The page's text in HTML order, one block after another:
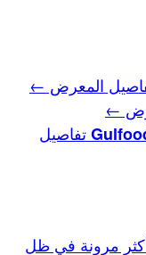
المعرض ←
←
تفاصيل